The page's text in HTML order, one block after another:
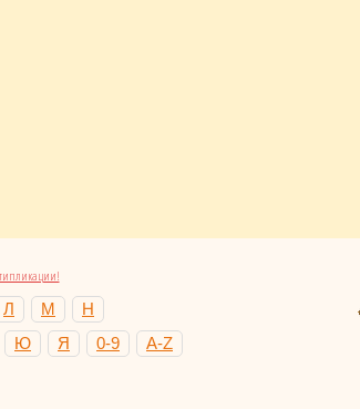
Л М
Н
Ю Я 0-9 A-Z